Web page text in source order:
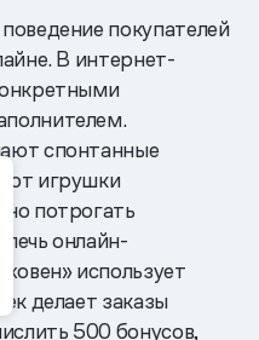
покупателей
В интернет-
спонтанные
игрушки
потрогать
онлайн-
использует
делает заказы
500 бонусов,